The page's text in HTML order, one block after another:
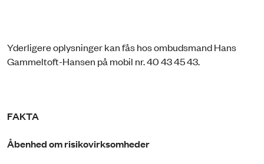
Yderligere oplysninger kan fås hos ombudsmand Hans
Gammeltoft-Hansen på mobil nr. 40 43 45 43.
FAKTA
Åbenhed om risikovirksomheder